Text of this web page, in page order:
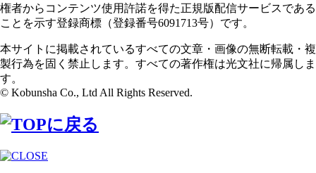
権者からコンテンツ使用許諾を得た正規版配信サービスである
ことを示す登録商標（登録番号6091713号）です。
本サイトに掲載されているすべての文章・画像の無断転載・複
製行為を固く禁止します。すべての著作権は光文社に帰属しま
す。
© Kobunsha Co., Ltd All Rights Reserved.